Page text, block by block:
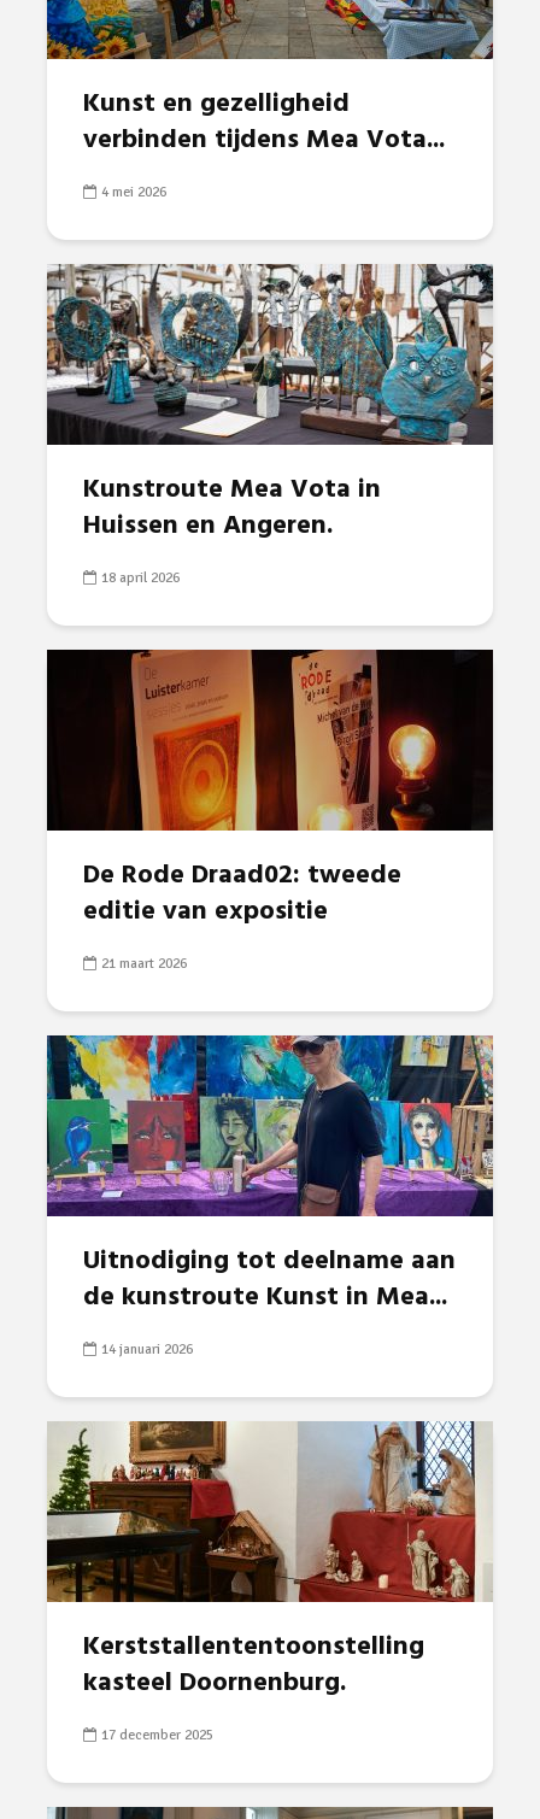
Kunst en gezelligheid
verbinden tijdens Mea Vota...
4 mei 2026
Kunstroute Mea Vota in
Huissen en Angeren.
18 april 2026
De Rode Draad02: tweede
editie van expositie
21 maart 2026
Uitnodiging tot deelname aan
de kunstroute Kunst in Mea...
14 januari 2026
Kerststallententoonstelling
kasteel Doornenburg.
17 december 2025